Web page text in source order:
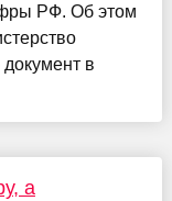
РФ. Об этом
в
а